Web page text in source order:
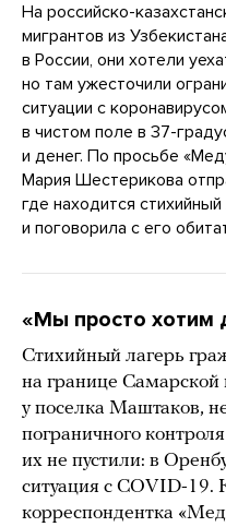
На российско-
мигрантов из
в России, они хотели
но там ужесточили
ситуации с
в чистом поле в 37-
и денег. По просьбе
Мария Шестерикова
где находится
и поговорила с его
«Мы просто хотим
Стихийный лагерь
на границе Самарской
у поселка Маштаков,
пограничного
их не пустили: в
ситуация с COVID-19.
корреспондентка